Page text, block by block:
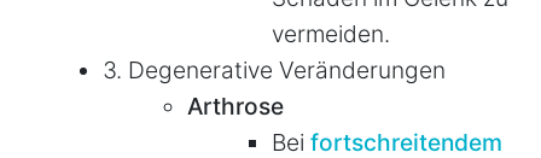
vermeiden.
3. Degenerative Veränderungen
Arthrose
Bei fortschreitendem